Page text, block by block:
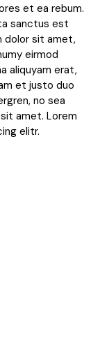
et ea rebum.
sanctus est
dolor sit amet,
eirmod
aliquyam erat,
et justo duo
no sea
amet. Lorem
elitr.